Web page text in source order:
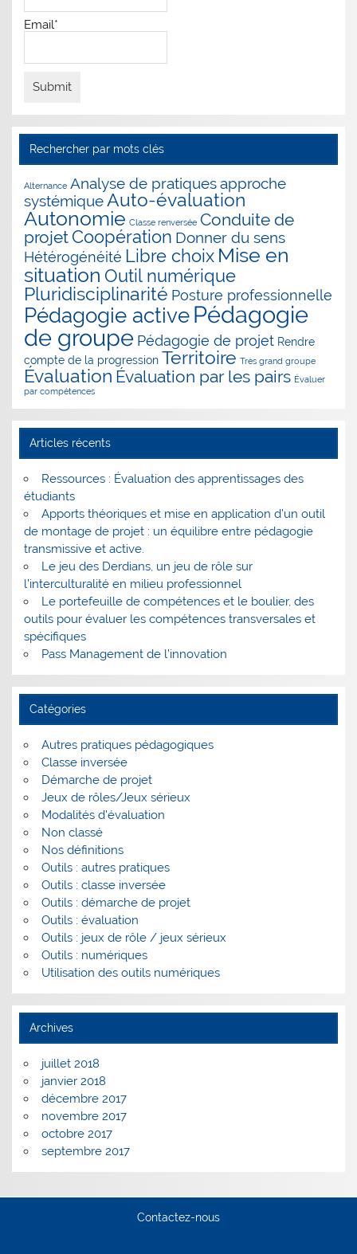
Email*
Rechercher par mots clés
Alternance Analyse de pratiquesapproche
systémiqueAuto-évaluation
Autonomie Classe renversée Conduite de
projet Coopération Donner du sens
Hétérogénéité Libre choix Mise en
situation Outil numérique
Pluridisciplinarité Posture professionnelle
Pédagogie activePédagogie
de groupe Pédagogie de projet Rendre
compte de la progression Territoire Très grand groupe
Évaluation Évaluation par les pairs Évaluer
par compétences
Articles récents
Ressources : Évaluation des apprentissages des
étudiants
Apports théoriques et mise en application d’un outil
de montage de projet : un équilibre entre pédagogie
transmissive et active.
Le jeu des Derdians, un jeu de rôle sur
l’interculturalité en milieu professionnel
Le portefeuille de compétences et le boulier, des
outils pour évaluer les compétences transversales et
spécifiques
Pass Management de l’innovation
Catégories
Autres pratiques pédagogiques
Classe inversée
Démarche de projet
Jeux de rôles/Jeux sérieux
Modalités d'évaluation
Non classé
Nos définitions
Outils : autres pratiques
Outils : classe inversée
Outils : démarche de projet
Outils : évaluation
Outils : jeux de rôle / jeux sérieux
Outils : numériques
Utilisation des outils numériques
Archives
juillet 2018
janvier 2018
décembre 2017
novembre 2017
octobre 2017
septembre 2017
Contactez-nous